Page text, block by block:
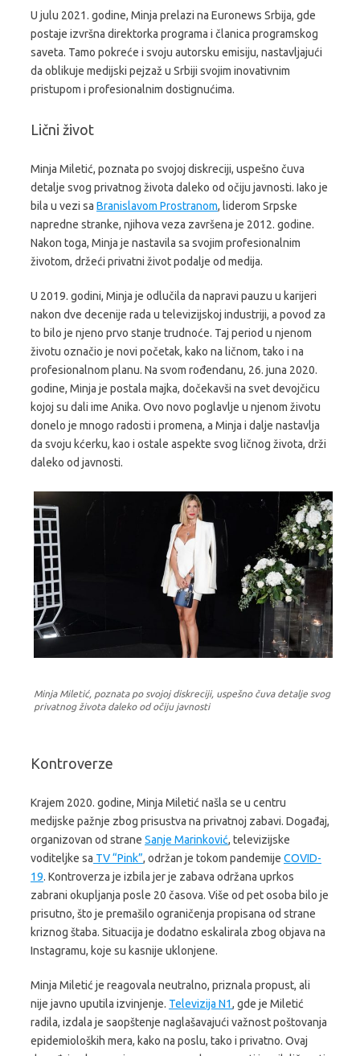
U julu 2021. godine, Minja prelazi na Euronews Srbija, gde
postaje izvršna direktorka programa i članica programskog
saveta. Tamo pokreće i svoju autorsku emisiju, nastavljajući
da oblikuje medijski pejzaž u Srbiji svojim inovativnim
pristupom i profesionalnim dostignućima.
Lični život
Minja Miletić, poznata po svojoj diskreciji, uspešno čuva
detalje svog privatnog života daleko od očiju javnosti. Iako je
bila u vezi sa Branislavom Prostranom, liderom Srpske
napredne stranke, njihova veza završena je 2012. godine.
Nakon toga, Minja je nastavila sa svojim profesionalnim
životom, držeći privatni život podalje od medija.
U 2019. godini, Minja je odlučila da napravi pauzu u karijeri
nakon dve decenije rada u televizijskoj industriji, a povod za
to bilo je njeno prvo stanje trudnoće. Taj period u njenom
životu označio je novi početak, kako na ličnom, tako i na
profesionalnom planu. Na svom rođendanu, 26. juna 2020.
godine, Minja je postala majka, dočekavši na svet devojčicu
kojoj su dali ime Anika. Ovo novo poglavlje u njenom životu
donelo je mnogo radosti i promena, a Minja i dalje nastavlja
da svoju kćerku, kao i ostale aspekte svog ličnog života, drži
daleko od javnosti.
Minja Miletić, poznata po svojoj diskreciji, uspešno čuva detalje svog
privatnog života daleko od očiju javnosti
Kontroverze
Krajem 2020. godine, Minja Miletić našla se u centru
medijske pažnje zbog prisustva na privatnoj zabavi. Događaj,
organizovan od strane Sanje Marinković, televizijske
voditeljke sa TV “Pink”, održan je tokom pandemije COVID-
19. Kontroverza je izbila jer je zabava održana uprkos
zabrani okupljanja posle 20 časova. Više od pet osoba bilo je
prisutno, što je premašilo ograničenja propisana od strane
kriznog štaba. Situacija je dodatno eskalirala zbog objava na
Instagramu, koje su kasnije uklonjene.
Minja Miletić je reagovala neutralno, priznala propust, ali
nije javno uputila izvinjenje. Televizija N1, gde je Miletić
radila, izdala je saopštenje naglašavajući važnost poštovanja
epidemioloških mera, kako na poslu, tako i privatno. Ovaj